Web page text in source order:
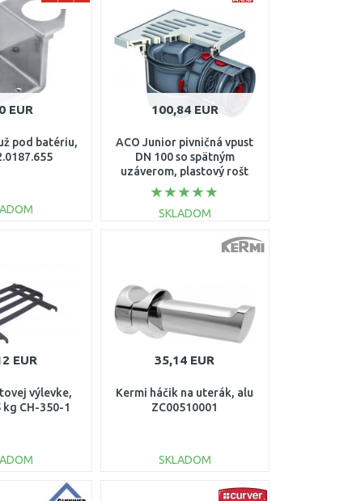
Porovnať
EUR
pod batériu,
100,84 EUR
ACO Junior pivničná vpust
DN 100 so spätným
uzáverom, plastový rošt
(ABS) 2130.00.77
SKLADOM
DO KOŠÍKA
EUR
výlevke,
kg CH-350-1
35,14 EUR
Kermi háčik na uterák, alu
ZC00510001
SKLADOM
DO KOŠÍKA